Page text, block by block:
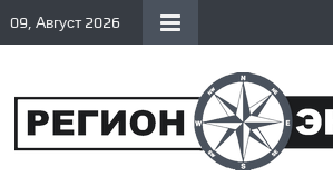
09, Август 2026